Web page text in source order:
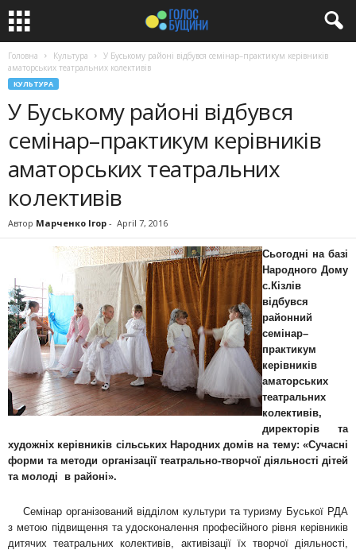
Головна Культура
У Буському районі відбувся семінар–практикум керівників
аматорських театральних колективів
КУЛЬТУРА
У Буському районі відбувся
семінар–практикум керівників
аматорських театральних
колективів
Автор Марченко Ігор - April 7, 2016
Сьогодні на базі
Народного Дому
с.Кізлів
відбувся
районний
семінар–
практикум
керівників
аматорських
театральних
колективів,
директорів та
художніх керівників сільських Народних домів на тему: «Сучасні
форми та методи організації театрально-творчої діяльності дітей
та молоді в районі».
Семінар організований відділом культури та туризму Буської РДА
з метою підвищення та удосконалення професійного рівня керівників
дитячих театральних колективів, активізації їх творчої діяльності,